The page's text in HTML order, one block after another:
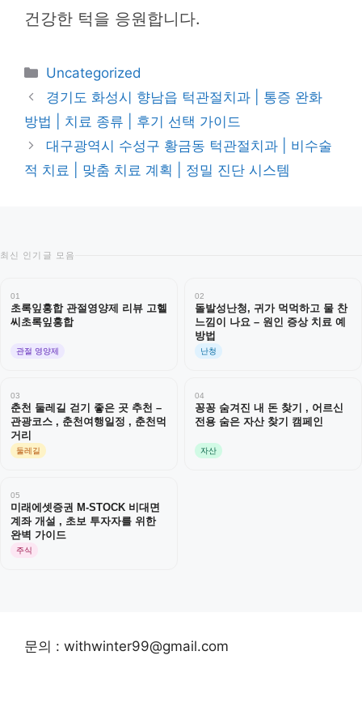
건강한 턱을 응원합니다.
카
테
고
리
Uncategorized
경기도 화성시 향남읍 턱관절치과 | 통증 완화
방법 | 치료 종류 | 후기 선택 가이드
대구광역시 수성구 황금동 턱관절치과 | 비수술
적 치료 | 맞춤 치료 계획 | 정밀 진단 시스템
최신 인기글 모음
01
초록잎홍합 관절영양제 리뷰 고헬
씨초록잎홍합
관절 영양제
02
돌발성난청, 귀가 먹먹하고 물 찬
느낌이 나요 – 원인 증상 치료 예
방법
난청
03
춘천 둘레길 걷기 좋은 곳 추천 –
관광코스 , 춘천여행일정 , 춘천먹
거리
둘레길
04
꽁꽁 숨겨진 내 돈 찾기 , 어르신
전용 숨은 자산 찾기 캠페인
자산
05
미래에셋증권 M-STOCK 비대면
계좌 개설 , 초보 투자자를 위한
완벽 가이드
주식
문의 : withwinter99@gmail.com